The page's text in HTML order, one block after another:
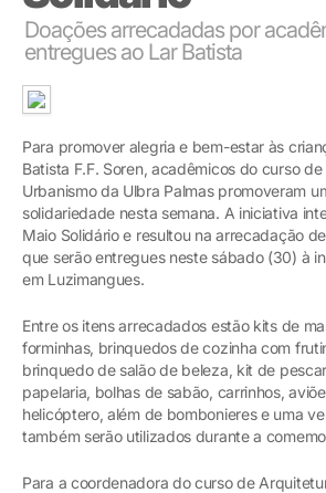
Doações arrecadadas por
entregues ao Lar Batista
Para promover alegria e bem-estar às
Batista F.F. Soren, acadêmicos do curso
Urbanismo da Ulbra Palmas promoveram
solidariedade nesta semana. A iniciativa
Maio Solidário e resultou na arrecadação
que serão entregues neste sábado (30) à
em Luzimangues.
Entre os itens arrecadados estão kits de
forminhas, brinquedos de cozinha com
brinquedo de salão de beleza, kit de
papelaria, bolhas de sabão, carrinhos,
helicóptero, além de bombonieres e uma
também serão utilizados durante a
Para a coordenadora do curso de